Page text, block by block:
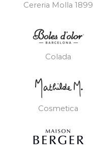
Cereria Molla 1899
Colada
Cosmetica